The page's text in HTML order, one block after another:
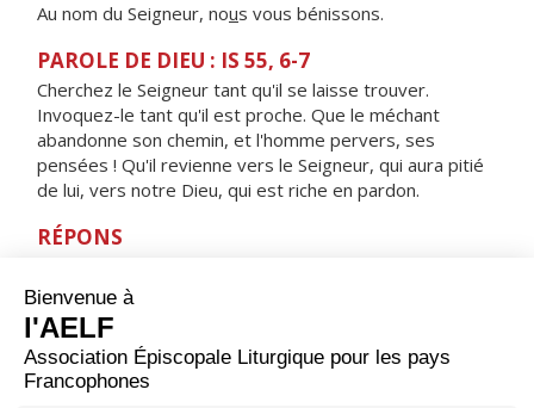
Au nom du Seigneur, nous vous bénissons.
PAROLE DE DIEU : IS 55, 6-7
Cherchez le Seigneur tant qu'il se laisse trouver.
Invoquez-le tant qu'il est proche. Que le méchant
abandonne son chemin, et l'homme pervers, ses
pensées ! Qu'il revienne vers le Seigneur, qui aura pitié
de lui, vers notre Dieu, qui est riche en pardon.
RÉPONS
renouvelle et raffermis au fond de moi mon esprit.
ORAISON
Nous t’adressons, Seigneur, cette humble prière : que
tes serviteurs se purifient dans la pénitence et